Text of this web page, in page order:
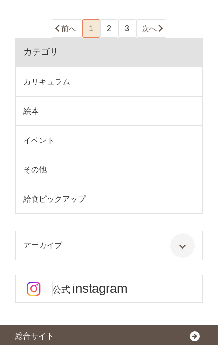
前へ 1 2 3 次へ
カテゴリ
カリキュラム
絵本
イベント
その他
給食ピックアップ
アーカイブ
公式 instagram
総合サイト